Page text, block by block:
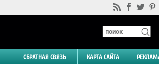
ОБРАТНАЯ СВЯЗЬ КАРТА САЙТА